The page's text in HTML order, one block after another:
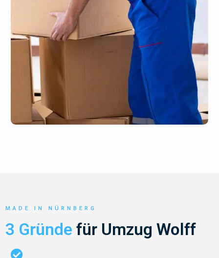
MADE IN NÜRNBERG
3 Gründe für Umzug Wolff